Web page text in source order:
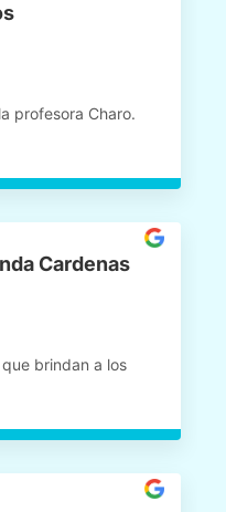
profesora Charo.
Cardenas
brindan a los